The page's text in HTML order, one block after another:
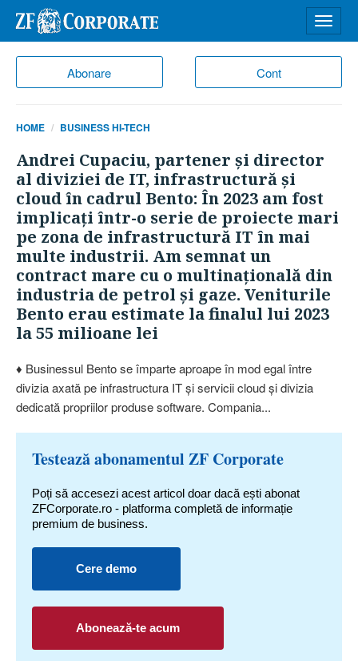
Abonare Cont
meniu
HOME BUSINESS HI-TECH
Andrei Cupaciu, partener şi director
al diviziei de IT, infrastructură şi
cloud în cadrul Bento: În 2023 am fost
implicaţi într-o serie de proiecte mari
pe zona de infrastructură IT în mai
multe industrii. Am semnat un
contract mare cu o multinaţională din
industria de petrol şi gaze. Veniturile
Bento erau estimate la finalul lui 2023
la 55 milioane lei
♦ Businessul Bento se împarte aproape în mod egal între
divizia axată pe infrastructura IT şi servicii cloud şi divizia
dedicată propriilor produse software. Compania...
Testează abonamentul ZF Corporate
Poți să accesezi acest articol doar dacă ești abonat
ZFCorporate.ro - platforma completă de informație
premium de business.
Cere demo
Abonează-te acum